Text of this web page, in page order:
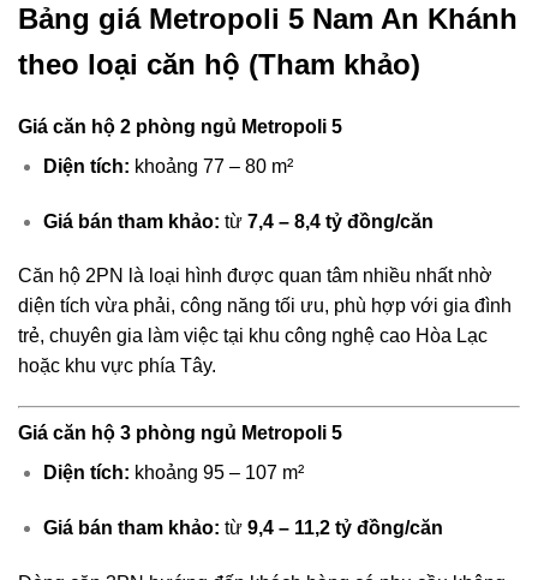
Bảng giá Metropoli 5 Nam An Khánh
theo loại căn hộ (Tham khảo)
Giá căn hộ 2 phòng ngủ Metropoli 5
Diện tích: khoảng 77 – 80 m²
Giá bán tham khảo: từ 7,4 – 8,4 tỷ đồng/căn
Căn hộ 2PN là loại hình được quan tâm nhiều nhất nhờ
diện tích vừa phải, công năng tối ưu, phù hợp với gia đình
trẻ, chuyên gia làm việc tại khu công nghệ cao Hòa Lạc
hoặc khu vực phía Tây.
Giá căn hộ 3 phòng ngủ Metropoli 5
Diện tích: khoảng 95 – 107 m²
Giá bán tham khảo: từ 9,4 – 11,2 tỷ đồng/căn